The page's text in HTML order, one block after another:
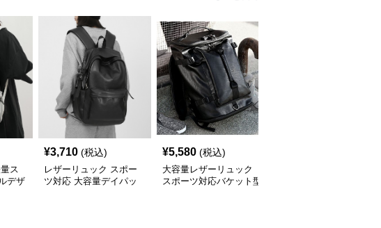
ス
デザ
¥3,710 (税込)
レザーリュック スポー
ツ対応 大容量デイパッ
¥5,580 (税込)
大容量レザーリュック
スポーツ対応バケット型